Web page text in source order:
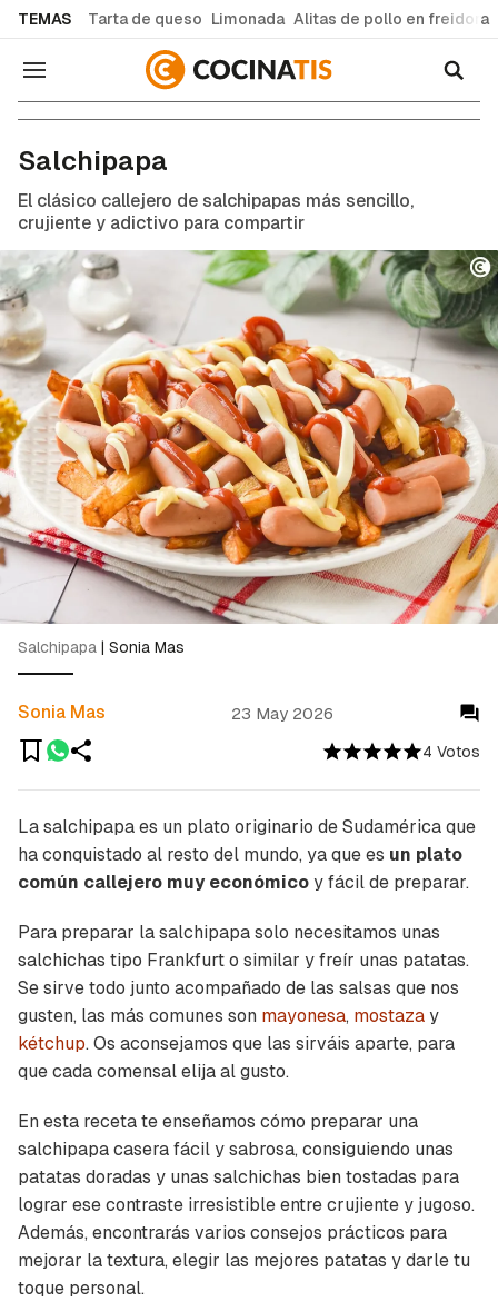
TEMAS Tarta de queso Limonada Alitas de pollo en freidora
Navegación
Salchipapa
El clásico callejero de salchipapas más sencillo,
crujiente y adictivo para compartir
4 Votos
Sonia Mas 23 May 2026
Salchipapa | Sonia Mas
La salchipapa es un plato originario de Sudamérica que
ha conquistado al resto del mundo, ya que es un plato
común callejero muy económicoy fácil de preparar.
Para preparar la salchipapa solo necesitamos unas
salchichas tipo Frankfurt o similar y freír unas patatas.
Se sirve todo junto acompañado de las salsas que nos
gusten, las más comunes son mayonesa, mostazay
kétchup. Os aconsejamos que las sirváis aparte, para
que cada comensal elija al gusto.
En esta receta te enseñamos cómo preparar una
salchipapa casera fácil y sabrosa, consiguiendo unas
patatas doradas y unas salchichas bien tostadas para
lograr ese contraste irresistible entre crujiente y jugoso.
Además, encontrarás varios consejos prácticos para
mejorar la textura, elegir las mejores patatas y darle tu
toque personal.